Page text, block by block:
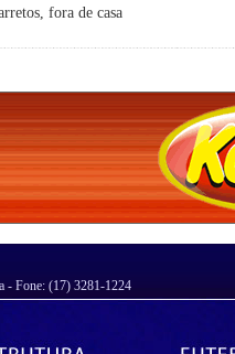
fora de casa
- Fone: (17) 3281-1224